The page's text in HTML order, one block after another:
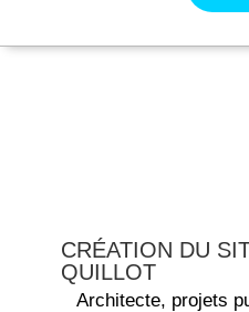
CRÉATION DU
QUILLOT
Architecte, projets